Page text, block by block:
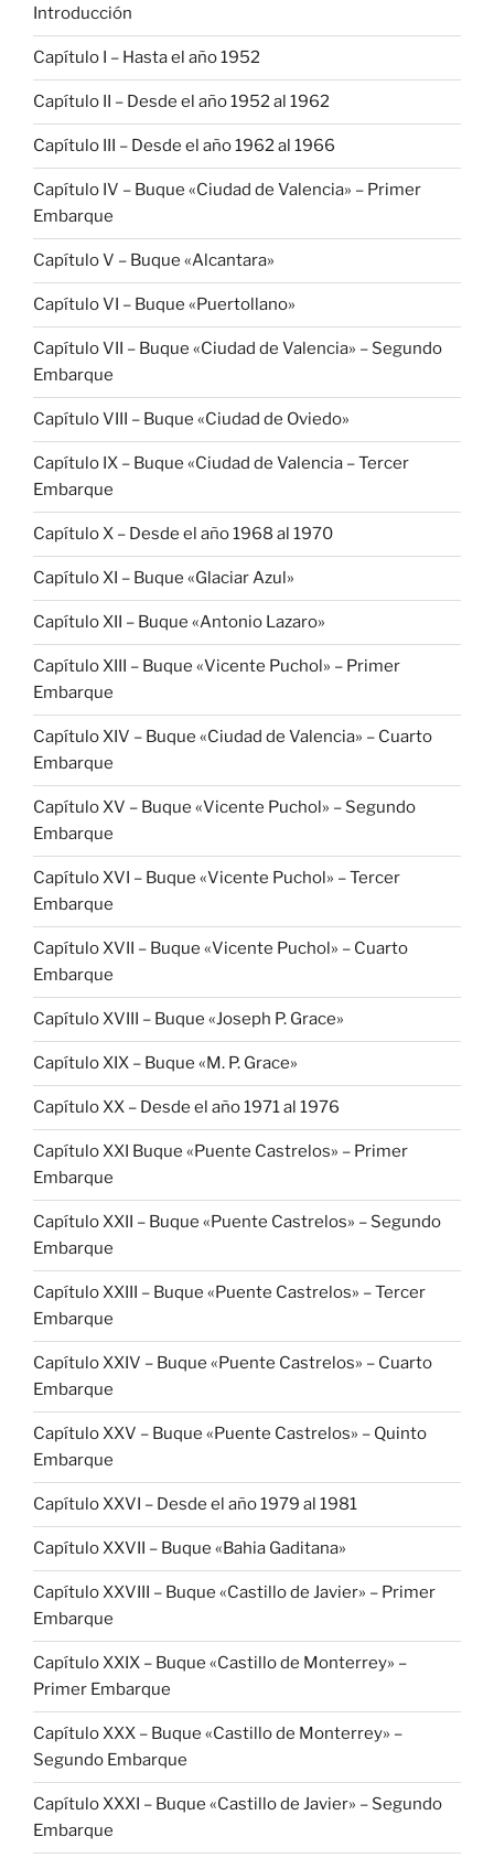
Introducción
Capítulo I – Hasta el año 1952
Capítulo II – Desde el año 1952 al 1962
Capítulo III – Desde el año 1962 al 1966
Capítulo IV – Buque «Ciudad de Valencia» – Primer
Embarque
Capítulo V – Buque «Alcantara»
Capítulo VI – Buque «Puertollano»
Capítulo VII – Buque «Ciudad de Valencia» – Segundo
Embarque
Capítulo VIII – Buque «Ciudad de Oviedo»
Capítulo IX – Buque «Ciudad de Valencia – Tercer
Embarque
Capítulo X – Desde el año 1968 al 1970
Capítulo XI – Buque «Glaciar Azul»
Capítulo XII – Buque «Antonio Lazaro»
Capítulo XIII – Buque «Vicente Puchol» – Primer
Embarque
Capítulo XIV – Buque «Ciudad de Valencia» – Cuarto
Embarque
Capítulo XV – Buque «Vicente Puchol» – Segundo
Embarque
Capítulo XVI – Buque «Vicente Puchol» – Tercer
Embarque
Capítulo XVII – Buque «Vicente Puchol» – Cuarto
Embarque
Capítulo XVIII – Buque «Joseph P. Grace»
Capítulo XIX – Buque «M. P. Grace»
Capítulo XX – Desde el año 1971 al 1976
Capítulo XXI Buque «Puente Castrelos» – Primer
Embarque
Capítulo XXII – Buque «Puente Castrelos» – Segundo
Embarque
Capítulo XXIII – Buque «Puente Castrelos» – Tercer
Embarque
Capítulo XXIV – Buque «Puente Castrelos» – Cuarto
Embarque
Capítulo XXV – Buque «Puente Castrelos» – Quinto
Embarque
Capítulo XXVI – Desde el año 1979 al 1981
Capítulo XXVII – Buque «Bahia Gaditana»
Capítulo XXVIII – Buque «Castillo de Javier» – Primer
Embarque
Capítulo XXIX – Buque «Castillo de Monterrey» –
Primer Embarque
Capítulo XXX – Buque «Castillo de Monterrey» –
Segundo Embarque
Capítulo XXXI – Buque «Castillo de Javier» – Segundo
Embarque